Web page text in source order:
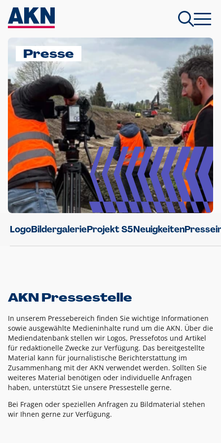
Presse
LogoBildergalerieProjekt S5Neuigkeiten
AKN Pressestelle
In unserem Pressebereich finden Sie wichtige Informationen
sowie ausgewählte Medieninhalte rund um die AKN. Über die
Mediendatenbank stellen wir Logos, Pressefotos und Artikel
für redaktionelle Zwecke zur Verfügung. Das bereitgestellte
Material kann für journalistische Berichterstattung im
Zusammenhang mit der AKN verwendet werden. Sollten Sie
weiteres Material benötigen oder individuelle Anfragen
haben, unterstützt Sie unsere Pressestelle gerne.
Bei Fragen oder speziellen Anfragen zu Bildmaterial stehen
wir Ihnen gerne zur Verfügung.